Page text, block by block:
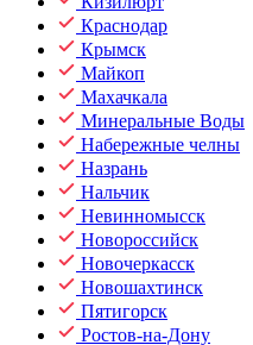
Краснодар
Крымск
Майкоп
Махачкала
Минеральные Воды
Набережные челны
Назрань
Нальчик
Невинномысск
Новороссийск
Новочеркасск
Новошахтинск
Пятигорск
Ростов-на-Дону